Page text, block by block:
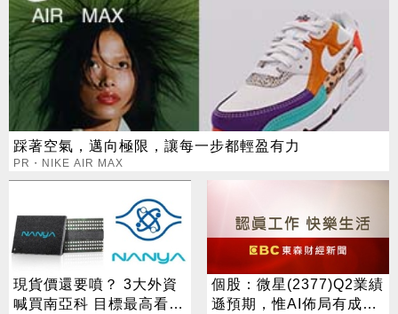
踩著空氣，邁向極限，讓每一步都輕盈有力
PR・NIKE AIR MAX
現貨價還要噴？ 3大外資
喊買南亞科 目標最高看到
個股：微星(2377)Q2業績
遜預期，惟AI佈局有成股